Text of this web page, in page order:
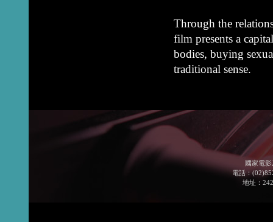
Through the
film presents a
bodies, buying
traditional sense.
國家電
電話：
地址：